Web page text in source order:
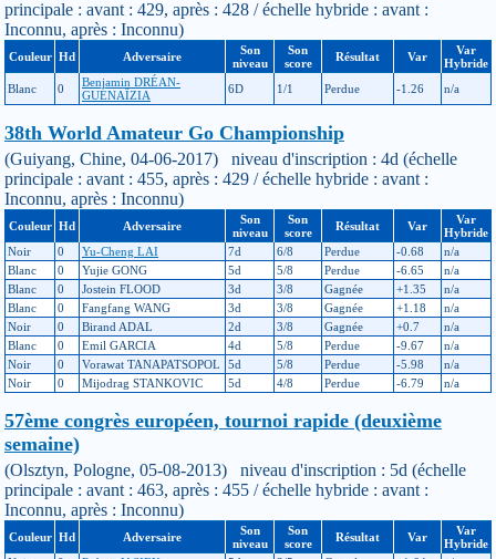
principale : avant : 429, après : 428 / échelle hybride : avant :
Inconnu, après : Inconnu)
Couleur Hd Adversaire
Son
niveau
Son
score
Résultat Var
Var
Hybride
Blanc
0
Benjamin DRÉAN-
GUÉNAÏZIA
6D 1/1 Perdue -1.26 n/a
38th World Amateur Go Championship
(Guiyang, Chine, 04-06-2017) niveau d'inscription : 4d (échelle
principale : avant : 455, après : 429 / échelle hybride : avant :
Inconnu, après : Inconnu)
Couleur Hd Adversaire
Son
niveau
Son
score
Résultat Var
Var
Hybride
Noir
0 Yu-Cheng LAI 7d 6/8 Perdue -0.68
n/a
Blanc
0 Yujie GONG 5d 5/8 Perdue -6.65
n/a
Blanc
0 Jostein FLOOD 3d 3/8 Gagnée +1.35
n/a
Blanc
0 Fangfang WANG 3d 3/8 Gagnée +1.18
n/a
Noir
0 Birand ADAL 2d 3/8 Gagnée +0.7
n/a
Blanc
0 Emil GARCIA 4d 5/8 Perdue -9.67
n/a
Noir
0 Vorawat TANAPATSOPOL 5d 5/8 Perdue -5.98
n/a
Noir
0 Mijodrag STANKOVIC 5d 4/8 Perdue -6.79 n/a
57ème congrès européen, tournoi rapide (deuxième
semaine)
(Olsztyn, Pologne, 05-08-2013) niveau d'inscription : 5d (échelle
principale : avant : 463, après : 455 / échelle hybride : avant :
Inconnu, après : Inconnu)
Couleur Hd Adversaire
Son
niveau
Son
score
Résultat Var
Var
Hybride